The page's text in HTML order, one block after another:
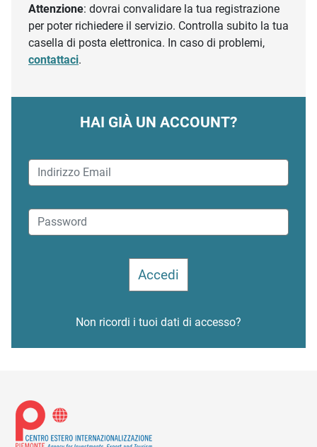
Attenzione: dovrai convalidare la tua registrazione
per poter richiedere il servizio. Controlla subito la tua
casella di posta elettronica. In caso di problemi,
contattaci.
HAI GIÀ UN ACCOUNT?
Non ricordi i tuoi dati di accesso?